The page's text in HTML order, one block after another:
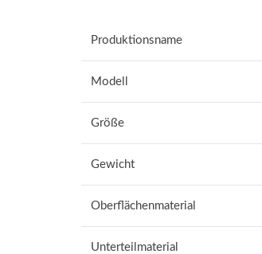
Produktionsname
Modell
Größe
Gewicht
Oberflächenmaterial
Unterteilmaterial